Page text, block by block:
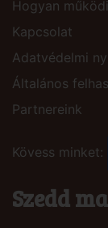
Hogyan
Kapcsolat
Adatvédelmi
Általános
Partnereink
Kövess minket:
Szedd